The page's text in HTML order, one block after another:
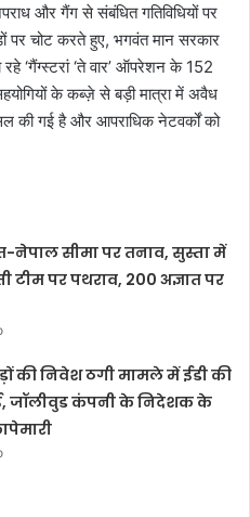
और गैंग से संबंधित गतिविधियों पर
चोट करते हुए, भगवंत मान सरकार
रहे ‘गैंग्स्टरां ‘ते वार’ ऑपरेशन के 152
के कब्ज़े से बड़ी मात्रा में अवैध
की गई है और आपराधिक नेटवर्कों को
नेपाल सीमा पर तनाव, सुस्ता में
टीम पर पथराव, 200 अज्ञात पर
की निवेश ठगी मामले में ईडी की
जॉलीवुड कंपनी के निदेशक के